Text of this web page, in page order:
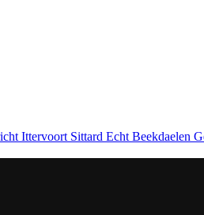
Ittervoort Sittard Echt Beekdaelen